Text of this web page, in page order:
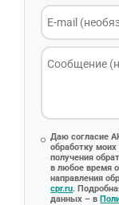
Даю согласие
обработку
получения
в любое время
направления
cpr.ru.
данных – в